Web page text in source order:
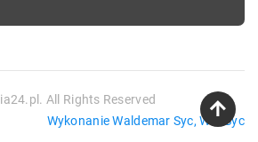
All Rights Reserved
Wykonanie Waldemar Syc, WebSyc